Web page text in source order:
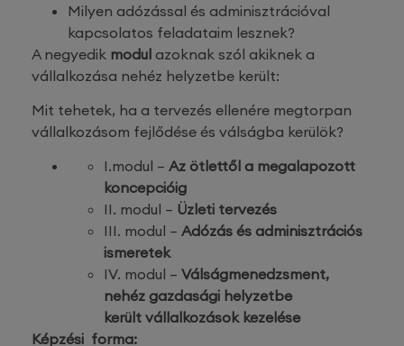
Milyen adózással és adminisztrációval
kapcsolatos feladataim lesznek?
A negyedik modul azoknak szól akiknek a
vállalkozása nehéz helyzetbe került:
Mit tehetek, ha a tervezés ellenére megtorpan
vállalkozásom fejlődése és válságba kerülök?
I.modul – Az ötlettől a megalapozott
koncepcióig
II. modul – Üzleti tervezés
III. modul – Adózás és adminisztrációs
ismeretek
IV. modul – Válságmenedzsment,
nehéz gazdasági helyzetbe
került vállalkozások kezelése
Képzési forma: